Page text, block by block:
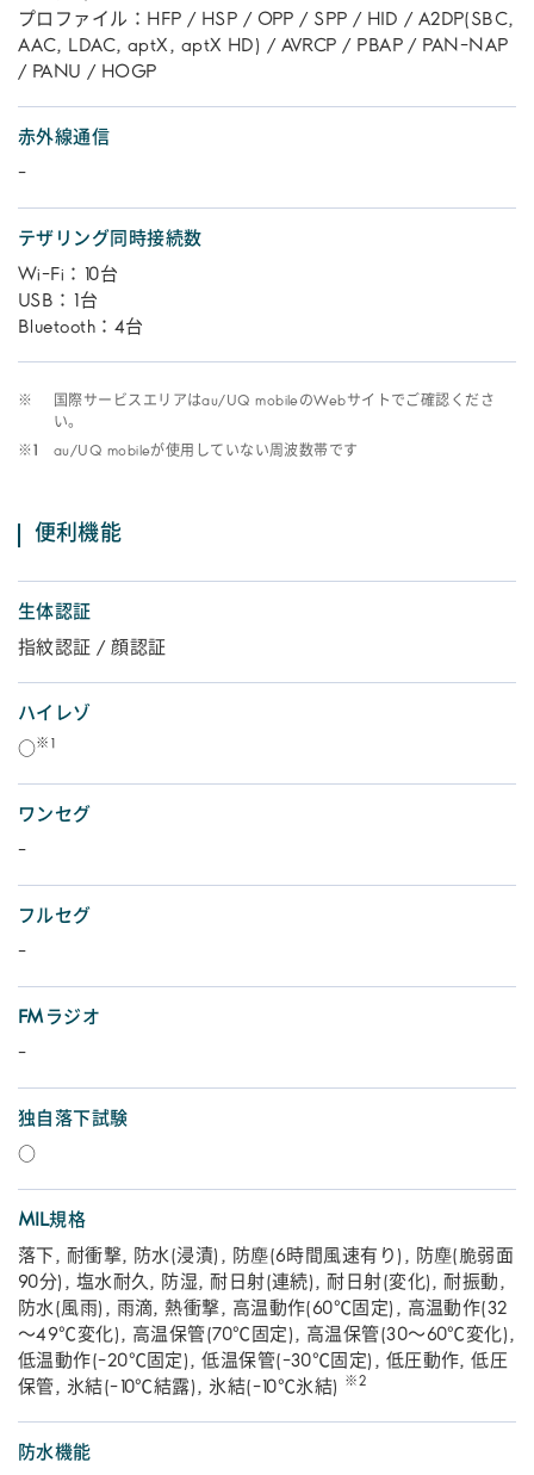
プロファイル：HFP / HSP / OPP / SPP / HID / A2DP(SBC,
AAC, LDAC, aptX, aptX HD) / AVRCP / PBAP / PAN-NAP
/ PANU / HOGP
赤外線通信
-
テザリング同時接続数
Wi-Fi：10台
USB：1台
Bluetooth：4台
※
国際サービスエリアはau/UQ mobileのWebサイトでご確認くださ
い。
※1
au/UQ mobileが使用していない周波数帯です
便利機能
生体認証
指紋認証 / 顔認証
ハイレゾ
○※1
ワンセグ
-
フルセグ
-
FMラジオ
-
独自落下試験
○
MIL規格
落下, 耐衝撃, 防水(浸漬), 防塵(6時間風速有り), 防塵(脆弱面
90分), 塩水耐久, 防湿, 耐日射(連続), 耐日射(変化), 耐振動,
防水(風雨), 雨滴, 熱衝撃, 高温動作(60℃固定), 高温動作(32
～49℃変化), 高温保管(70℃固定), 高温保管(30～60℃変化),
低温動作(-20℃固定), 低温保管(-30℃固定), 低圧動作, 低圧
保管, 氷結(-10℃結露), 氷結(-10℃氷結)
※2
防水機能